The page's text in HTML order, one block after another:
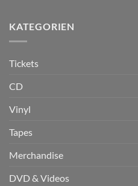
KATEGORIEN
Tickets
CD
Vinyl
Tapes
Merchandise
DVD & Videos